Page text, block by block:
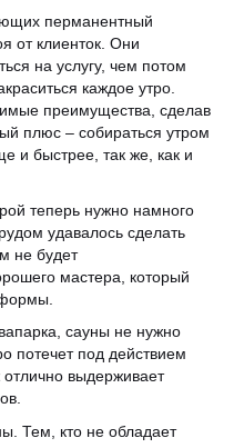
перманентный
от клиенток. Они
на услугу, чем потом
каждое утро.
преимущества, сделав
плюс – собираться утром
и быстрее, так же, как и
теперь нужно намного
удавалось сделать
не будет
мастера, который
сауны не нужно
потечет под действием
выдерживает
Тем, кто не обладает